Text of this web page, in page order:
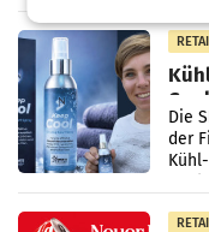
Die
der